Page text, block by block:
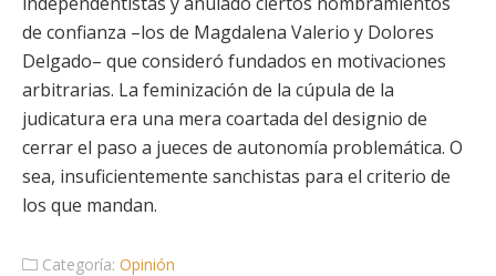
de confianza –los de Magdalena Valerio y Dolores
Delgado– que consideró fundados en motivaciones
arbitrarias. La feminización de la cúpula de la
judicatura era una mera coartada del designio de
cerrar el paso a jueces de autonomía problemática. O
sea, insuficientemente sanchistas para el criterio de
los que mandan.
Categoría: Opinión